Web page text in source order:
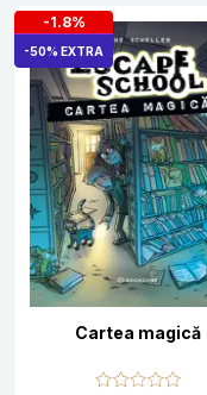
-1.8%
-50% EXTRA
Cartea magică